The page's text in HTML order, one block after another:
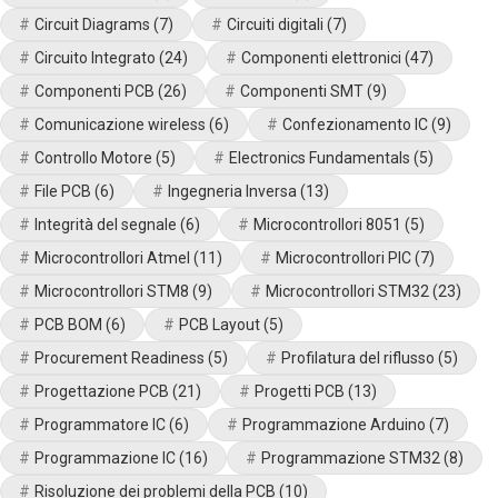
Circuit Diagrams (7) Circuiti digitali (7)
Circuito Integrato (24) Componenti elettronici (47)
Componenti PCB (26) Componenti SMT(9)
Comunicazione wireless (6) Confezionamento IC(9)
Controllo Motore (5) Electronics Fundamentals (5)
File PCB (6) Ingegneria Inversa(13)
Integrità del segnale (6) Microcontrollori 8051 (5)
Microcontrollori Atmel (11) Microcontrollori PIC(7)
Microcontrollori STM8 (9) Microcontrollori STM32(23)
PCB BOM (6) PCB Layout(5)
Procurement Readiness (5) Profilatura del riflusso (5)
Progettazione PCB (21) Progetti PCB (13)
Programmatore IC(6) Programmazione Arduino (7)
Programmazione IC(16) Programmazione STM32(8)
Risoluzione dei problemi della PCB (10)